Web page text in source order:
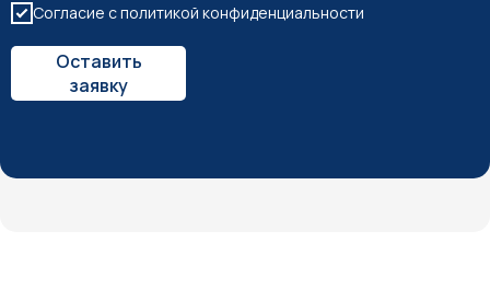
Согласие с политикой конфиденциальности
Оставить
заявку